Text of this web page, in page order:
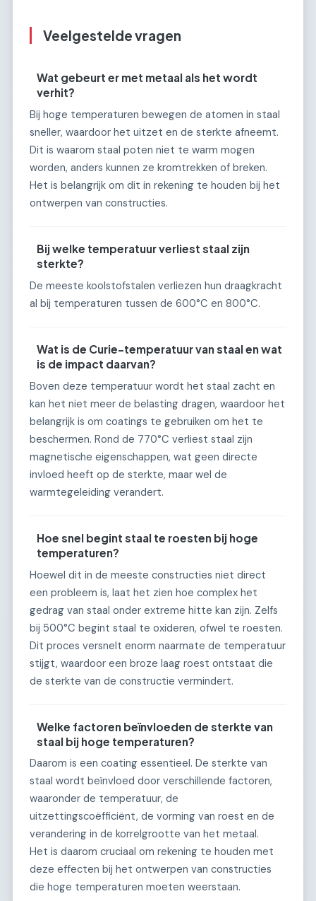
Veelgestelde vragen
Wat gebeurt er met metaal als het wordt
verhit?
Bij hoge temperaturen bewegen de atomen in staal
sneller, waardoor het uitzet en de sterkte afneemt.
Dit is waarom staal poten niet te warm mogen
worden, anders kunnen ze kromtrekken of breken.
Het is belangrijk om dit in rekening te houden bij het
ontwerpen van constructies.
Bij welke temperatuur verliest staal zijn
sterkte?
De meeste koolstofstalen verliezen hun draagkracht
al bij temperaturen tussen de 600°C en 800°C.
Wat is de Curie-temperatuur van staal en wat
is de impact daarvan?
Boven deze temperatuur wordt het staal zacht en
kan het niet meer de belasting dragen, waardoor het
belangrijk is om coatings te gebruiken om het te
beschermen. Rond de 770°C verliest staal zijn
magnetische eigenschappen, wat geen directe
invloed heeft op de sterkte, maar wel de
warmtegeleiding verandert.
Hoe snel begint staal te roesten bij hoge
temperaturen?
Hoewel dit in de meeste constructies niet direct
een probleem is, laat het zien hoe complex het
gedrag van staal onder extreme hitte kan zijn. Zelfs
bij 500°C begint staal te oxideren, ofwel te roesten.
Dit proces versnelt enorm naarmate de temperatuur
stijgt, waardoor een broze laag roest ontstaat die
de sterkte van de constructie vermindert.
Welke factoren beïnvloeden de sterkte van
staal bij hoge temperaturen?
Daarom is een coating essentieel. De sterkte van
staal wordt beïnvloed door verschillende factoren,
waaronder de temperatuur, de
uitzettingscoëfficiënt, de vorming van roest en de
verandering in de korrelgrootte van het metaal.
Het is daarom cruciaal om rekening te houden met
deze effecten bij het ontwerpen van constructies
die hoge temperaturen moeten weerstaan.